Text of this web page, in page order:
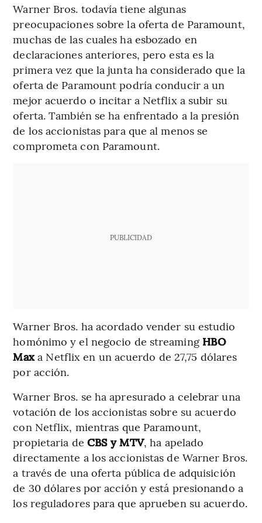
Warner Bros. todavía tiene algunas
preocupaciones sobre la oferta de Paramount,
muchas de las cuales ha esbozado en
declaraciones anteriores, pero esta es la
primera vez que la junta ha considerado que la
oferta de Paramount podría conducir a un
mejor acuerdo o incitar a Netflix a subir su
oferta. También se ha enfrentado a la presión
de los accionistas para que al menos se
comprometa con Paramount.
PUBLICIDAD
Warner Bros. ha acordado vender su estudio
homónimo y el negocio de streamingHBO
Maxa Netflix en un acuerdo de 27,75 dólares
por acción.
Warner Bros. se ha apresurado a celebrar una
votación de los accionistas sobre su acuerdo
con Netflix, mientras que Paramount,
propietaria de CBS y MTV, ha apelado
directamente a los accionistas de Warner Bros.
a través de una oferta pública de adquisición
de 30 dólares por acción y está presionando a
los reguladores para que aprueben su acuerdo.